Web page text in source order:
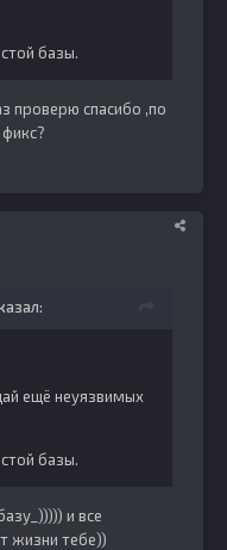
базы.
проверю спасибо ,по
ещё неуязвимых
базы.
и все
жизни тебе))